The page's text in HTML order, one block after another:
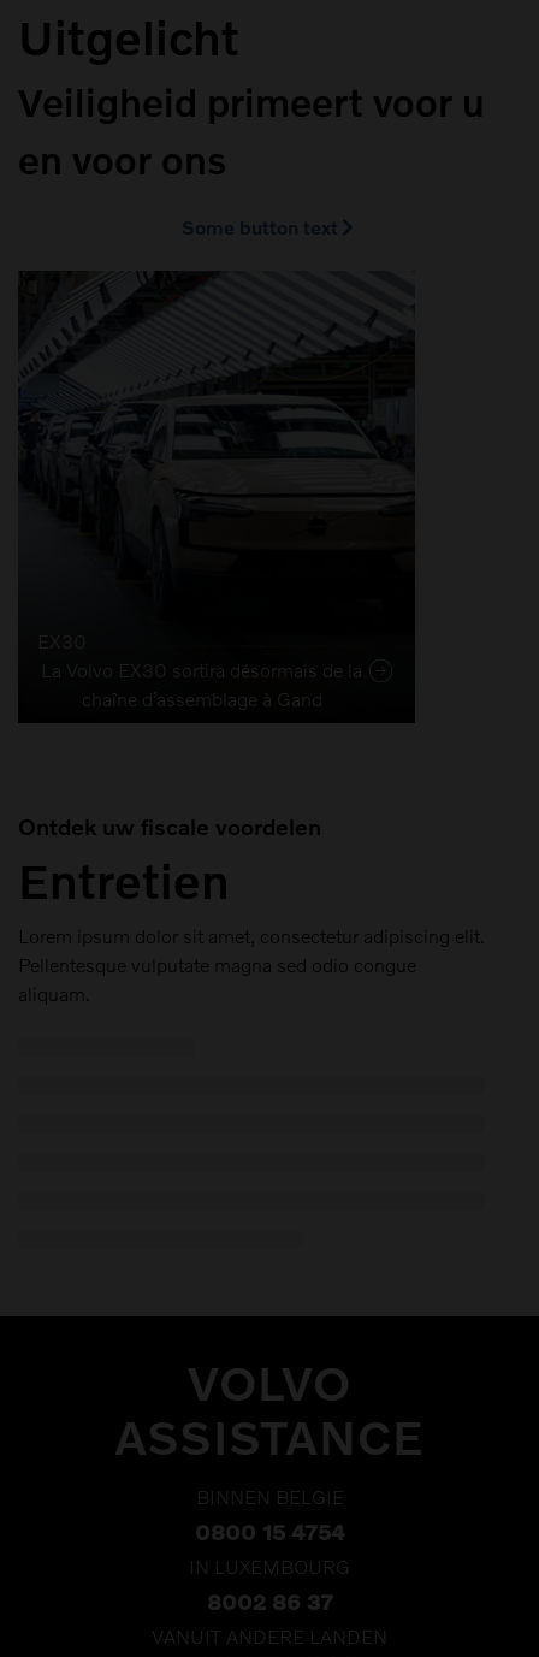
Uitgelicht
Veiligheid primeert voor u
en voor ons
Some button text
EX30
La Volvo EX30 sortira désormais de la
chaîne d’assemblage à Gand
Ontdek uw fiscale voordelen
Entretien
Lorem ipsum dolor sit amet, consectetur adipiscing elit.
Pellentesque vulputate magna sed odio congue
aliquam.
VOLVO
ASSISTANCE
BINNEN BELGIE
0800 15 4754
IN LUXEMBOURG
8002 86 37
VANUIT ANDERE LANDEN